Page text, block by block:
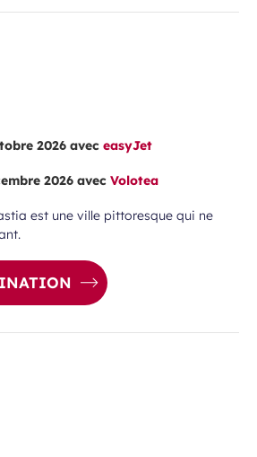
2026 avec easyJet
2026 avec Volotea
est une ville pittoresque qui ne